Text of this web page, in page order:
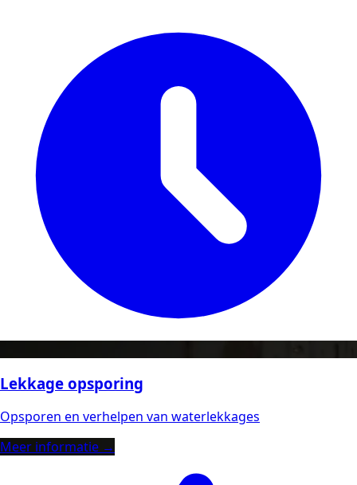
Lekkage opsporing
Opsporen en verhelpen van waterlekkages
Meer informatie →